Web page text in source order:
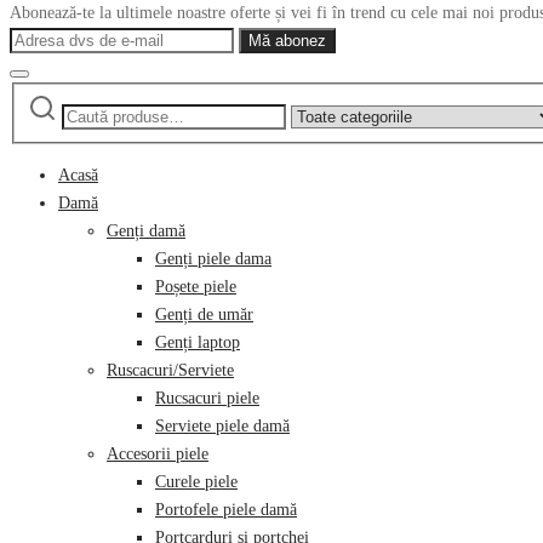
Abonează-te la ultimele noastre oferte și vei fi în trend cu cele mai noi
Caută
după:
Narrow
by
Acasă
Damă
Genți damă
Genți piele dama
Poșete piele
Genți de umăr
Genți laptop
Ruscacuri/Serviete
Rucsacuri piele
Serviete piele damă
Accesorii piele
Curele piele
Portofele piele damă
Portcarduri și portchei